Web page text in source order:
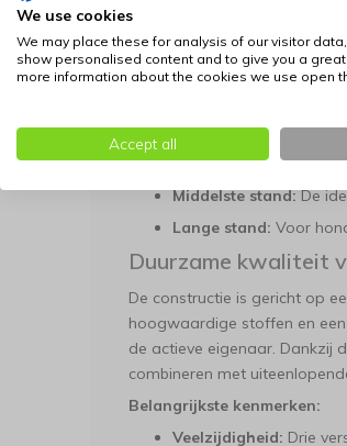
materialen zijn bovendien
3-voudig
Deze lijn past zich aan naar
Korte stand:
Voor
gebieden.
Middelste stand:De
Lange stand: Voor
Duurzame kwaliteit
De constructie is gericht op
hoogwaardige stoffen en
de actieve eigenaar. Dankzij
combineren met
Belangrijkste kenmerken:
Veelzijdigheid: Drie
We use cookies
We may place these for analysis of our visitor
show personalised content and to give you a
more information about the cookies we use open
Accept all